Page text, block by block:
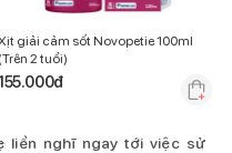
giải cảm sốt Novopetie 100ml
(Trên 2 tuổi)
đ
liền nghĩ ngay tới việc sử